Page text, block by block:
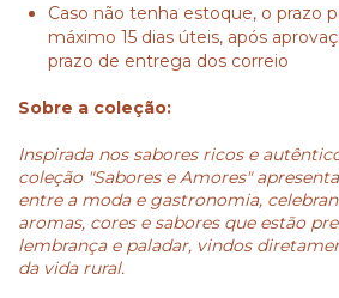
Caso não tenha estoque, o prazo
máximo 15 dias úteis, após
prazo de entrega dos correio
Sobre a coleção:
Inspirada nos sabores ricos e
coleção "Sabores e Amores"
entre a moda e gastronomia,
aromas, cores e sabores que estão
lembrança e paladar, vindos
da vida rural.